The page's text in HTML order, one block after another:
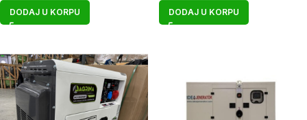
DODAJ U KORPU DODAJ U KORPU